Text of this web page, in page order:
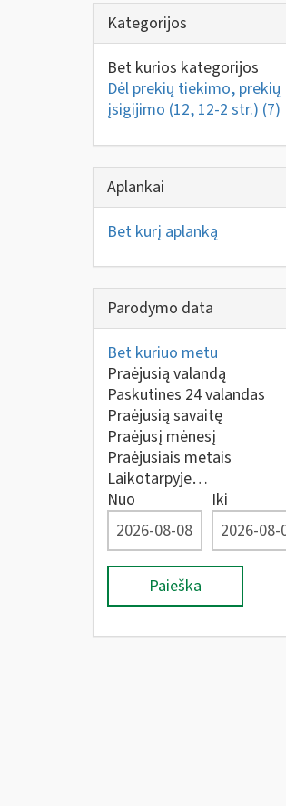
Kategorijos
Bet kurios kategorijos
Dėl prekių tiekimo, prekių
įsigijimo (12, 12-2 str.) (7)
Aplankai
Bet kurį aplanką
Parodymo data
Bet kuriuo metu
Praėjusią valandą
Paskutines 24 valandas
Praėjusią savaitę
Praėjusį mėnesį
Praėjusiais metais
Laikotarpyje…
Nuo
Iki
Paieška